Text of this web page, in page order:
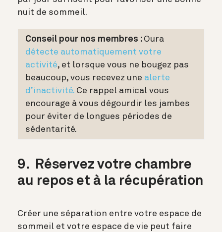
nuit de sommeil.
Conseil pour nos membres : Oura
détecte automatiquement votre
activité, et lorsque vous ne bougez pas
beaucoup, vous recevez une alerte
d’inactivité. Ce rappel amical vous
encourage à vous dégourdir les jambes
pour éviter de longues périodes de
sédentarité.
9. Réservez votre chambre
au repos et à la récupération
Créer une séparation entre votre espace de
sommeil et votre espace de vie peut faire